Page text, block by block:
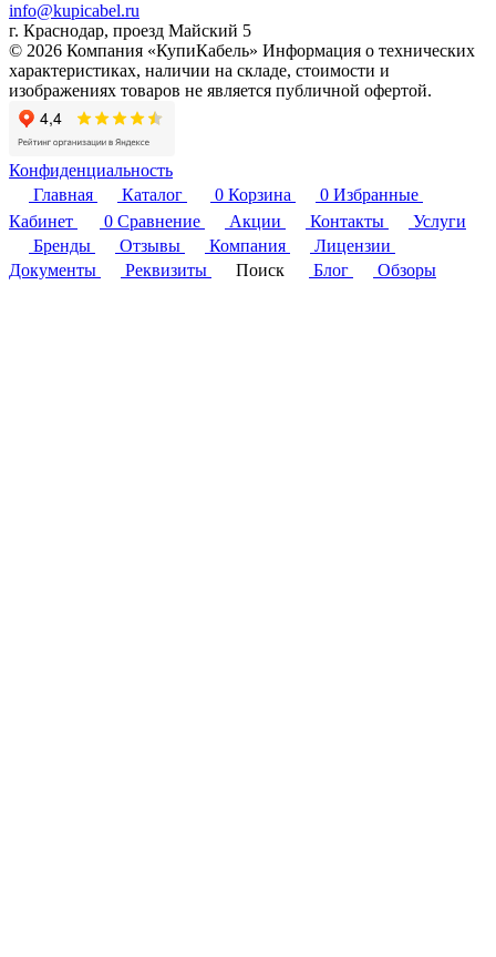
info@kupicabel.ru
г. Краснодар, проезд Майский 5
© 2026 Компания «КупиКабель» Информация о технических
характеристиках, наличии на складе, стоимости и
изображениях товаров не является публичной офертой.
Конфиденциальность
Главная
Каталог 0 Корзина 0 Избранные
Кабинет
0 Сравнение Акции Контакты
Услуги
Бренды
Отзывы Компания
Лицензии
Документы
Реквизиты Поиск Блог Обзоры